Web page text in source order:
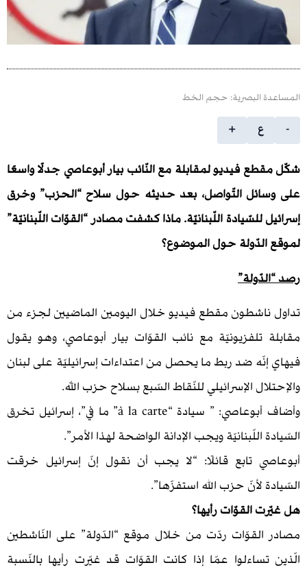
البصرية: حجم الخط
فيديو لمقابلة مع النّائب بيار أبوعاصي جدلًا واسعًا
التّواصل، بعد حديثه حول سلاح “الحزب” وخرق
اللّبنانيّة. ماذا كشفت مصادر “القوّات اللّبنانيّة”
حول الموضوع؟
مقطع فيديو خلال اليومين الماضيين لجزء من
مع نائب القوّات بيار أبوعاصي، وهو يقول
ضد ربط ما يحصل من اعتداءات إسرائيليّة على لبنان
الإسرائيلي للنّقاط السّبع بسلاح حزب اللّه.
وأضاف أبوعاصي: ” سيادة “à la carte” ما في”، إسرائيل تخرق
ويجب الإدانة الواضحة لهذا الأمر”.
تابع قائلًا: “لا يجب أن نقول إنّ إسرائيل خرقت
لأنّ حزب الله استفزّها”.
رأيها؟
ردّت من خلال موقع “الدّولة” على النّاشطين
عمّا إذا كانت القوّات قد غيّرت رأيها بالنّسبة